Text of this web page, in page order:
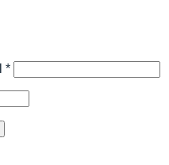
*Bắt
buộc